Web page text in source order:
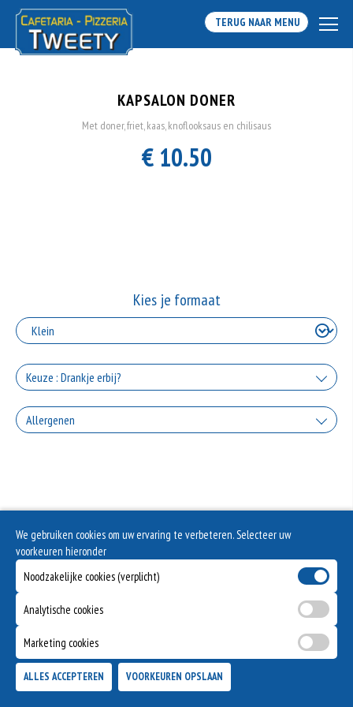
TERUG NAAR MENU
KAPSALON DONER
Met doner, friet, kaas, knoflooksaus en chilisaus
€ 10.50
Kies je formaat
Keuze : Drankje erbij?
+€2.50
Fanta Cassis
+€2.50
Allergenen
We gebruiken cookies om uw ervaring te verbeteren. Selecteer uw
voorkeuren hieronder
Noodzakelijke cookies (verplicht)
Analytische cookies
Marketing cookies
ALLES ACCEPTEREN VOORKEUREN OPSLAAN